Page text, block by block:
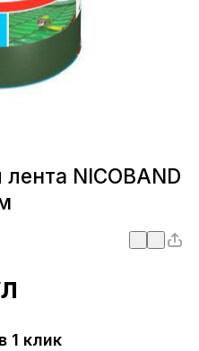
NICOBAND
1 клик